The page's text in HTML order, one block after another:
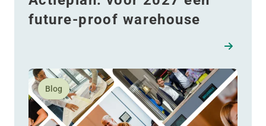
future-proof warehouse
Blog
Lees meer over Meet the Brains of WDP